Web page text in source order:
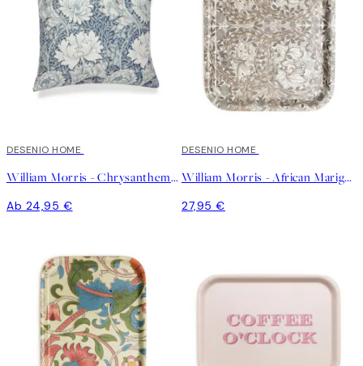
DESENIO HOME
William Morris - Chrysanthemum Kissenbezug
Ab 24,95 €
DESENIO HOME
William Morris - African Marigold Tablett
27,95 €